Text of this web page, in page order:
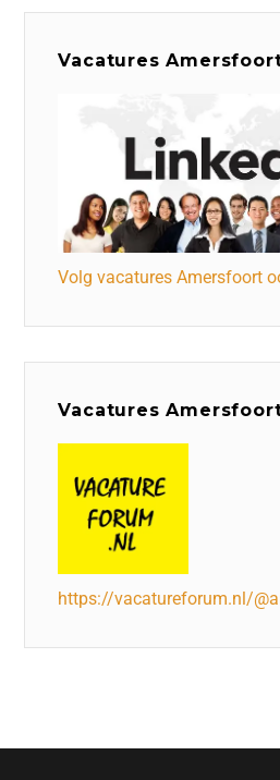
Vacatures
Volg vacatures Amersfoort
Vacatures
https://vacatureforum.nl/